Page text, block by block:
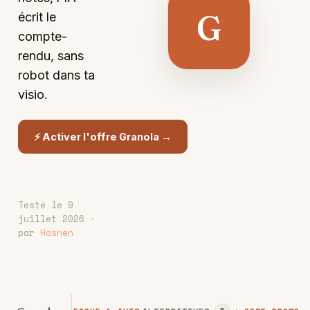
écrit le
compte-
rendu, sans
robot dans ta
visio.
⚡ Activer l'offre Granola →
Testé le 9
juillet 2026 ·
par Hasnen
G